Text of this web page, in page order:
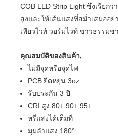
COB LED Strip Light ซึ่งเรีย
สูงและให้เส้นแสงที่สม่ำเสมออ
เพียวไวท์ วอร์มไวท์ ขาวธรรมช
คุณสมบัติของสินค้า,
ไม่มีจุดหรือจุดไฟ
PCB ยืดหยุ่น 3oz
รับประกัน 3 ปี
CRI สูง 80+ 90+,95+
หรี่แสงได้เต็มที่
มุมลำแสง 180°